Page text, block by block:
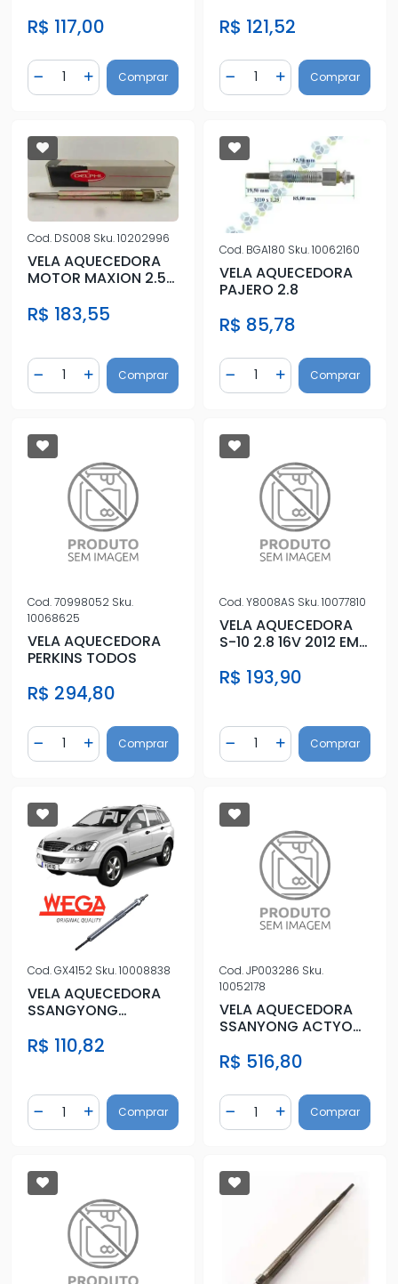
R$ 117,00
Diminuir Quantidade
Quantidade
Adicionar Quantidade
Comprar
R$ 121,52
Diminuir Quantidade
Quantidade
AdicionarComprar
Cod. DS008 Sku.10202996
VELA AQUECEDORA
MOTOR MAXION 2.5
R$ 183,55
Diminuir Quantidade
Quantidade
Adicionar Quantidade
Comprar
Cod. BGA180 Sku.10062160
VELA AQUECEDORA
PAJERO 2.8
R$ 85,78
Diminuir Quantidade
Quantidade
AdicionarComprar
Cod.70998052 Sku.
10068625
VELA AQUECEDORA
PERKINS TODOS
R$ 294,80
Diminuir Quantidade
Quantidade
Adicionar Quantidade
Comprar
Cod.Y8008AS Sku.10077810
VELA AQUECEDORA
S-10 2.8 16V 2012 EM
R$ 193,90
Diminuir Quantidade
Quantidade
AdicionarComprar
Cod.GX4152 Sku.10008838
VELA AQUECEDORA
SSANGYONG
KYRON 2.0 2007/
R$ 110,82
Diminuir Quantidade
Quantidade
Adicionar Quantidade
Comprar
Cod.JP003286 Sku.
10052178
VELA AQUECEDORA
SSANYONG ACTYON
KORANDO 2.0
R$ 516,80
Diminuir Quantidade
Quantidade
AdicionarComprar